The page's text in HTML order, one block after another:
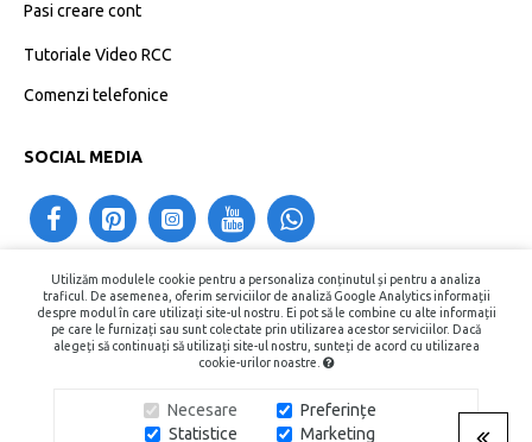
Utilizăm modulele cookie pentru a personaliza conținutul și pentru a analiza
traficul. De asemenea, oferim serviciilor de analiză Google Analytics informații
despre modul în care utilizați site-ul nostru. Ei pot să le combine cu alte informații
pe care le furnizați sau sunt colectate prin utilizarea acestor serviciilor. Dacă
alegeți să continuați să utilizați site-ul nostru, sunteți de acord cu utilizarea
cookie-urilor noastre.
Necesare
Preferințe
Statistice
Marketing
Pasi creare cont
Tutoriale Video RCC
Comenzi telefonice
SOCIAL MEDIA
contact@recipientecosmetice.ro
+40730575557
Copyright © 2015 - 2026, Recipiente Cosmetice. Toate Drepturile